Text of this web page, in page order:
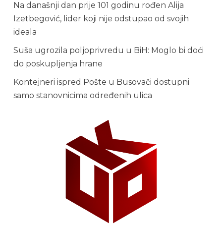
Na današnji dan prije 101 godinu rođen Alija
Izetbegović, lider koji nije odstupao od svojih
ideala
Suša ugrozila poljoprivredu u BiH: Moglo bi doći
do poskupljenja hrane
Kontejneri ispred Pošte u Busovači dostupni
samo stanovnicima određenih ulica